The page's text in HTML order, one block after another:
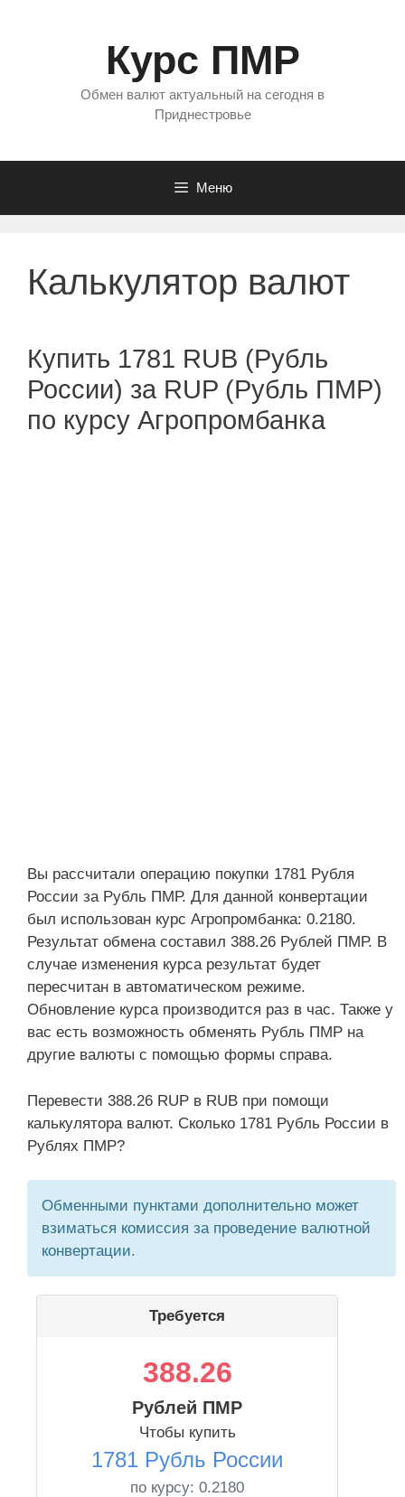
Курс ПМР
Обмен валют актуальный на сегодня в
Приднестровье
Меню
Калькулятор валют
Купить 1781 RUB (Рубль
России) за RUP (Рубль ПМР)
по курсу Агропромбанка
Вы рассчитали операцию покупки 1781 Рубля
России за Рубль ПМР. Для данной конвертации
был использован курс Агропромбанка: 0.2180.
Результат обмена составил 388.26 Рублей ПМР. В
случае изменения курса результат будет
пересчитан в автоматическом режиме.
Обновление курса производится раз в час. Также у
вас есть возможность обменять Рубль ПМР на
другие валюты с помощью формы справа.
Перевести 388.26 RUP в RUB при помощи
калькулятора валют. Сколько 1781 Рубль России в
Рублях ПМР?
Обменными пунктами дополнительно может
взиматься комиссия за проведение валютной
конвертации.
Требуется
388.26
Рублей ПМР
Чтобы купить
1781 Рубль России
по курсу: 0.2180